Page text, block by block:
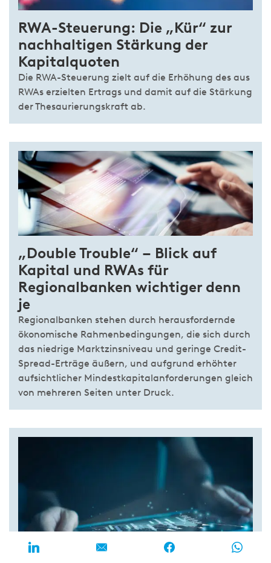
RWA-Steuerung: Die „Kür“ zur
nachhaltigen Stärkung der
Kapitalquoten
Die RWA-Steuerung zielt auf die Erhöhung des aus
RWAs erzielten Ertrags und damit auf die Stärkung
der Thesaurierungskraft ab.
„Double Trouble“ – Blick auf
Kapital und RWAs für
Regionalbanken wichtiger denn
je
Regionalbanken stehen durch herausfordernde
ökonomische Rahmenbedingungen, die sich durch
das niedrige Marktzinsniveau und geringe Credit-
Spread-Erträge äußern, und aufgrund erhöhter
aufsichtlicher Mindestkapitalanforderungen gleich
von mehreren Seiten unter Druck.